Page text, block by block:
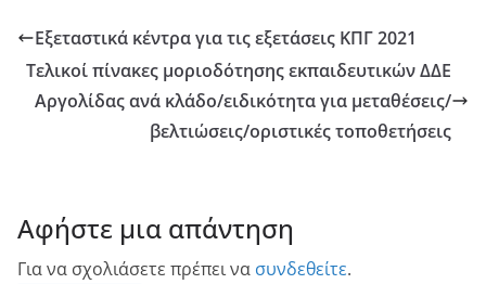
Εξεταστικά κέντρα για τις εξετάσεις ΚΠΓ 2021
Τελικοί πίνακες μοριοδότησης εκπαιδευτικών ΔΔΕ
Αργολίδας ανά κλάδο/ειδικότητα για μεταθέσεις/
βελτιώσεις/οριστικές τοποθετήσεις
Αφήστε μια απάντηση
Για να σχολιάσετε πρέπει να συνδεθείτε.